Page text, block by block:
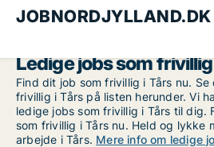
JOBNORDJYLLAND.DK
Ledige jobs som
Find dit job som frivillig i Tårs nu.
frivillig i Tårs på listen herunder. Vi
ledige jobs som frivillig i Tårs til dig.
som frivillig i Tårs nu. Held og lykke
arbejde i Tårs. Mere info om ledige